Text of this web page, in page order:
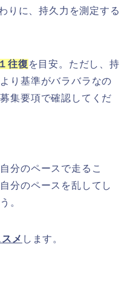
りに、持久力を測定する
往復 を目安。ただし、持
り基準がバラバラなの
集要項で確認してくだ
分のペースで走るこ
分のペースを乱してし
。
メ します。